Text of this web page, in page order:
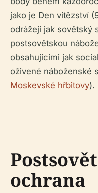
jako je Den vítězství
odrážejí jak sovětský
postsovětskou
obsahujícími jak
oživené náboženské
Moskevské hřbitovy).
ochrana